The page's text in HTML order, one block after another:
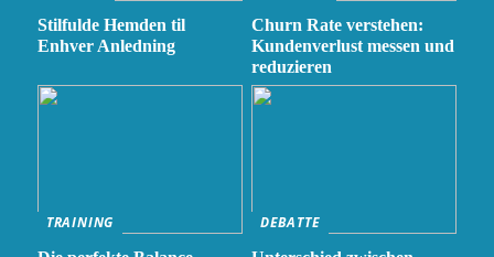
Stilfulde Hemden til
Enhver Anledning
Churn Rate verstehen:
Kundenverlust messen und
reduzieren
TRAINING
DEBATTE